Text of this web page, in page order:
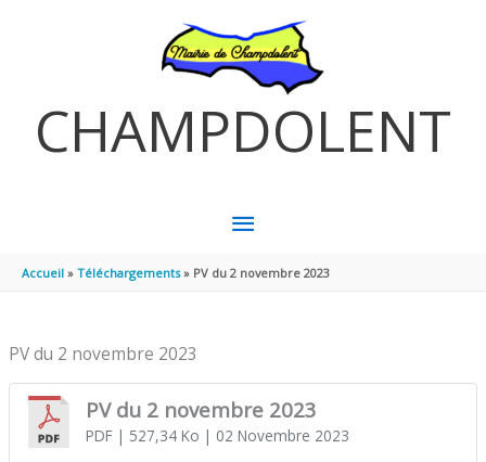
CHAMPDOLENT
MENU
PRINCIPAL
Accueil Téléchargements PV du 2 novembre 2023
PV du 2 novembre 2023
PV du 2 novembre 2023
PDF| 527,34 Ko | 02 Novembre 2023